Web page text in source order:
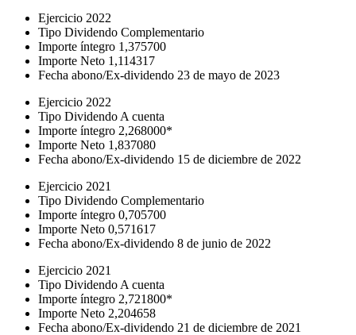
Ejercicio 2022
Tipo Dividendo Complementario
Importe íntegro 1,375700
Importe Neto 1,114317
Fecha abono/Ex-dividendo 23 de mayo de 2023
Ejercicio 2022
Tipo Dividendo A cuenta
Importe íntegro 2,268000*
Importe Neto 1,837080
Fecha abono/Ex-dividendo 15 de diciembre de 2022
Ejercicio 2021
Tipo Dividendo Complementario
Importe íntegro 0,705700
Importe Neto 0,571617
Fecha abono/Ex-dividendo 8 de junio de 2022
Ejercicio 2021
Tipo Dividendo A cuenta
Importe íntegro 2,721800*
Importe Neto 2,204658
Fecha abono/Ex-dividendo 21 de diciembre de 2021